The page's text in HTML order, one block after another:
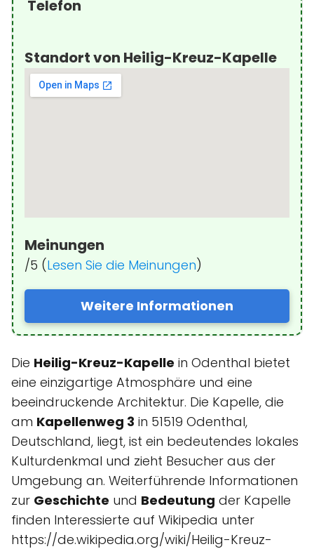
Telefon
Standort von Heilig-Kreuz-Kapelle
Meinungen
/5 (Lesen Sie die Meinungen)
Weitere Informationen
Die Heilig-Kreuz-Kapelle in Odenthal bietet
eine einzigartige Atmosphäre und eine
beeindruckende Architektur. Die Kapelle, die
am Kapellenweg 3 in 51519 Odenthal,
Deutschland, liegt, ist ein bedeutendes lokales
Kulturdenkmal und zieht Besucher aus der
Umgebung an. Weiterführende Informationen
zur Geschichte und Bedeutung der Kapelle
finden Interessierte auf Wikipedia unter
https://de.wikipedia.org/wiki/Heilig-Kreuz-